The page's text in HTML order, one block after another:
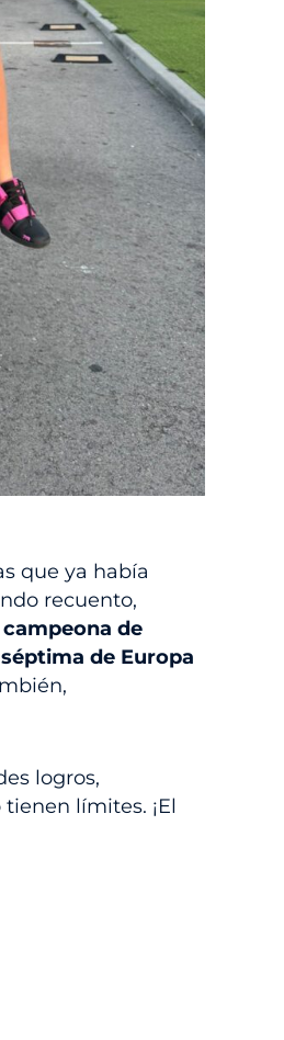
que ya había
recuento,
campeona de
séptima de Europa
logros,
límites. ¡El